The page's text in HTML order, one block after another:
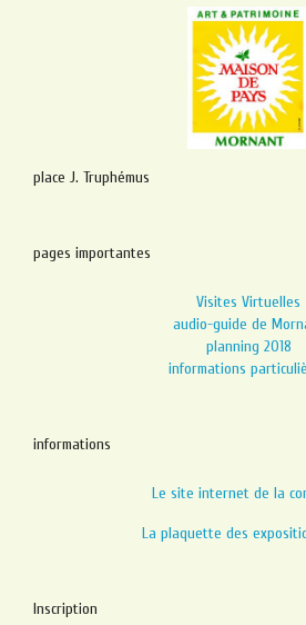
place J. Truphémus
pages importantes
Visites Virtuelles
audio-guide de
planning 2018
informations
informations
Le site internet de la
La plaquette des
Inscription